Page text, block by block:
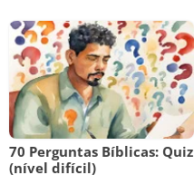
70 Perguntas Bíblicas: Quiz
(nível difícil)